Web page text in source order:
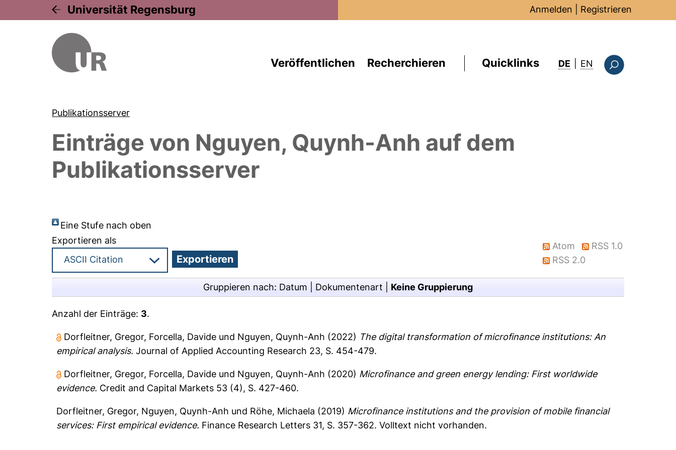
Universität Regensburg Anmelden Registrieren
Veröffentlichen Recherchieren Quicklinks DE EN : this page in
Publikationsserver
Einträge von Nguyen, Quynh-Anh auf dem
Publikationsserver
Eine Stufe nach oben
Exportieren als
Atom
RSS 1.0
RSS 2.0
Gruppieren nach: Datum Dokumentenart Keine Gruppierung
Anzahl der Einträge: 3.
Dorfleitner, Gregor, Forcella, Davide und Nguyen, Quynh-Anh (2022) The digital transformation of microfinance institutions: An
empirical analysis. Journal of Applied Accounting Research 23, S. 454-479.
Dorfleitner, Gregor, Forcella, Davide und Nguyen, Quynh-Anh (2020) Microfinance and green energy lending: First worldwide
evidence. Credit and Capital Markets 53 (4), S. 427-460.
Dorfleitner, Gregor, Nguyen, Quynh-Anh und Röhe, Michaela (2019) Microfinance institutions and the provision of mobile financial
services: First empirical evidence. Finance Research Letters 31, S. 357-362.Volltext nicht vorhanden.